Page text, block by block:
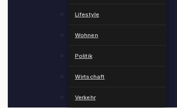
Lifestyle
Wohnen
Politik
Wirtschaft
Verkehr